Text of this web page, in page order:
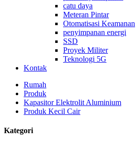
catu daya
Meteran Pintar
Otomatisasi Keamanan
penyimpanan energi
SSD
Proyek Militer
Teknologi 5G
Kontak
Rumah
Produk
Kapasitor Elektrolit Aluminium
Produk Kecil Cair
Kategori